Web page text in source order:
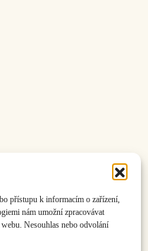
přístupu k informacím o zařízení,
nám umožní zpracovávat
Nesouhlas nebo odvolání